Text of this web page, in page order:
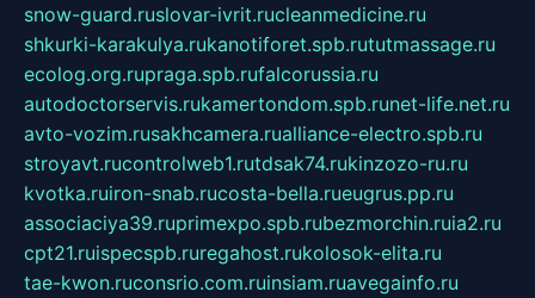
snow-guard.ruslovar-ivrit.rucleanmedicine.ru
shkurki-karakulya.rukanotiforet.spb.rututmassage.ru
ecolog.org.rupraga.spb.rufalcorussia.ru
autodoctorservis.rukamertondom.spb.runet-life.net.ru
avto-vozim.rusakhcamera.rualliance-electro.spb.ru
stroyavt.rucontrolweb1.rutdsak74.rukinzozo-ru.ru
kvotka.ruiron-snab.rucosta-bella.rueugrus.pp.ru
associaciya39.ruprimexpo.spb.rubezmorchin.ruia2.ru
cpt21.ruispecspb.ruregahost.rukolosok-elita.ru
tae-kwon.ruconsrio.com.ruinsiam.ruavegainfo.ru